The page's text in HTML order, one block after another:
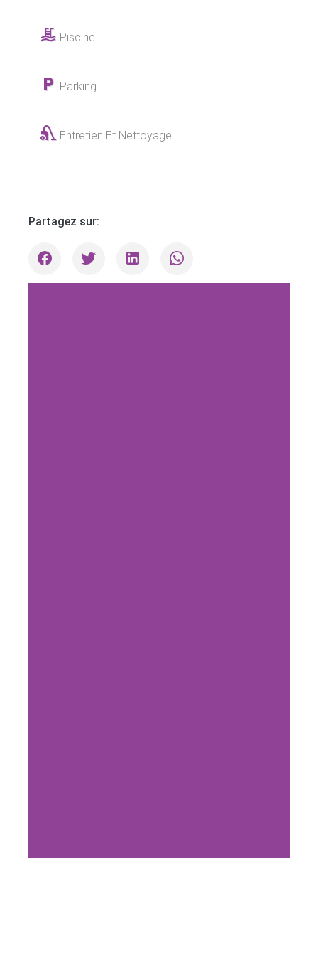
Piscine
Parking
Entretien Et Nettoyage
Partagez sur: